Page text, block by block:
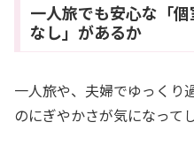
一人旅でも安心な「
なし」があるか
一人旅や、夫婦でゆっくり
のにぎやかさが気になって